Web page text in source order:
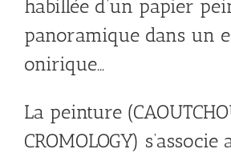
habillée d’un papier
panoramique dans un
onirique…
La peinture
CROMOLOGY)